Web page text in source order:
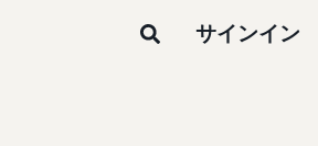
サインイン